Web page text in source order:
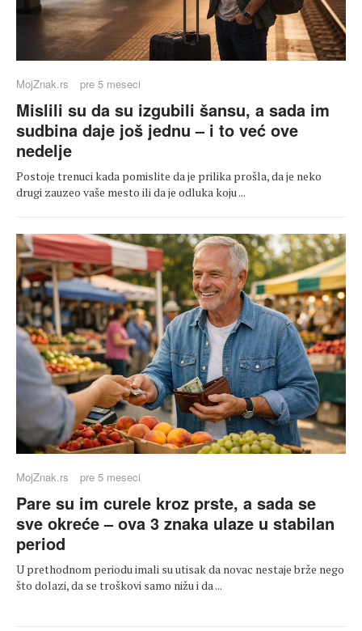
MojZnak.rs pre 5 meseci
Mislili su da su izgubili šansu, a sada im
sudbina daje još jednu – i to već ove
nedelje
Postoje trenuci kada pomislite da je prilika prošla, da je neko
drugi zauzeo vaše mesto ili da je odluka koju ...
MojZnak.rs pre 5 meseci
Pare su im curele kroz prste, a sada se
sve okreće – ova 3 znaka ulaze u stabilan
period
U prethodnom periodu imali su utisak da novac nestaje brže nego
što dolazi, da se troškovi samo nižu i da ...